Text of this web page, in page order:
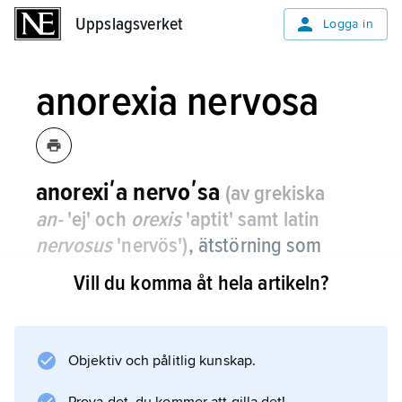
Uppslagsverket Logga in
anorexia nervosa
anorexiʹa nervoʹsa (av grekiska
an-'ej' och orexis'aptit' samt latin
nervosus'nervös'), ätstörning som
kännetecknas av extrem viktminskning
och självsvält samt oftast en intensiv
önskan att vara smal.
Sjukdomen har både fysiska och psykiska
Vill du komma åt hela artikeln?
Objektiv och pålitlig kunskap.